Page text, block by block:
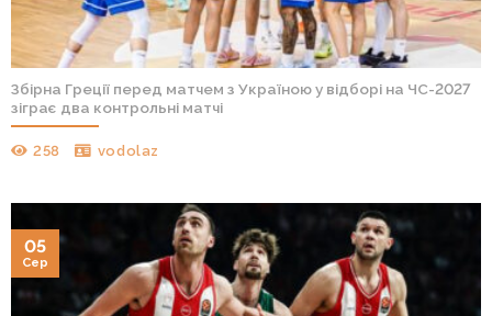
Збірна Греції перед матчем з Україною у відборі на ЧС-2027
зіграє два контрольні матчі
258 vodolaz
05
Сер